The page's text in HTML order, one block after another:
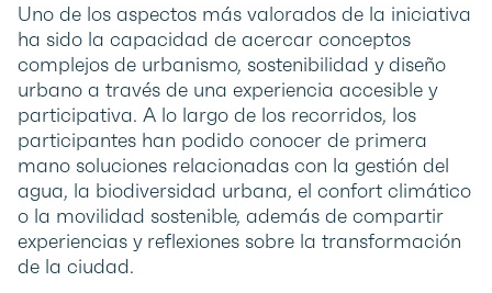
Uno de los aspectos más valorados de la iniciativa
ha sido la capacidad de acercar conceptos
complejos de urbanismo, sostenibilidad y diseño
urbano a través de una experiencia accesible y
participativa. A lo largo de los recorridos, los
participantes han podido conocer de primera
mano soluciones relacionadas con la gestión del
agua, la biodiversidad urbana, el confort climático
o la movilidad sostenible, además de compartir
experiencias y reflexiones sobre la transformación
de la ciudad.